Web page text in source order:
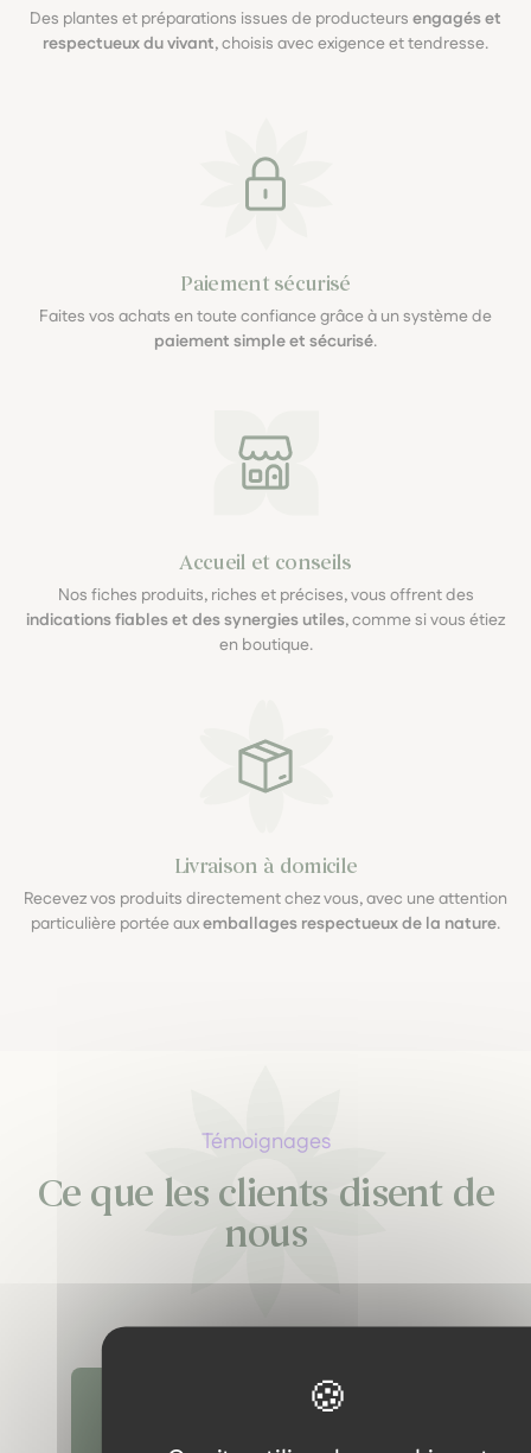
Des plantes et préparations issues de producteurs engagés et
respectueux du vivant, choisis avec exigence et tendresse.
Paiement sécurisé
Faites vos achats en toute confiance grâce à un système de
paiement simple et sécurisé.
Accueil et conseils
Nos fiches produits, riches et précises, vous offrent des
indications fiables et des synergies utiles, comme si vous étiez
en boutique.
Livraison à domicile
Recevez vos produits directement chez vous, avec une attention
particulière portée auxemballages respectueux de la nature.
Témoignages
Ce que les clients disent de
nous
Découvrir tous les témoignages